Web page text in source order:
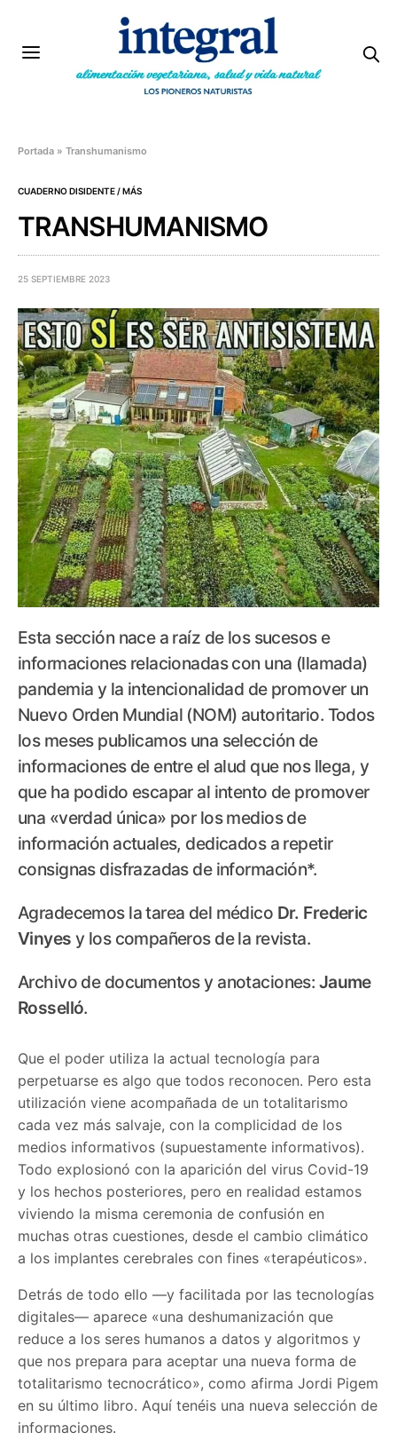
Portada »Transhumanismo
CUADERNO DISIDENTE / MÁS
TRANSHUMANISMO
25 SEPTIEMBRE 2023
Esta sección nace a raíz de los sucesos e
informaciones relacionadas con una (llamada)
pandemia y la intencionalidad de promover un
Nuevo Orden Mundial (NOM) autoritario. Todos
los meses publicamos una selección de
informaciones de entre el alud que nos llega, y
que ha podido escapar al intento de promover
una «verdad única» por los medios de
información actuales, dedicados a repetir
consignas disfrazadas de información*.
Agradecemos la tarea del médico Dr. Frederic
Vinyes y los compañeros de la revista.
Archivo de documentos y anotaciones: Jaume
Rosselló.
Que el poder utiliza la actual tecnología para
perpetuarse es algo que todos reconocen. Pero esta
utilización viene acompañada de un totalitarismo
cada vez más salvaje, con la complicidad de los
medios informativos (supuestamente informativos).
Todo explosionó con la aparición del virus Covid-19
y los hechos posteriores, pero en realidad estamos
viviendo la misma ceremonia de confusión en
muchas otras cuestiones, desde el cambio climático
a los implantes cerebrales con fines «terapéuticos».
Detrás de todo ello —y facilitada por las tecnologías
digitales— aparece «una deshumanización que
reduce a los seres humanos a datos y algoritmos y
que nos prepara para aceptar una nueva forma de
totalitarismo tecnocrático», como afirma Jordi Pigem
en su último libro. Aquí tenéis una nueva selección de
informaciones.